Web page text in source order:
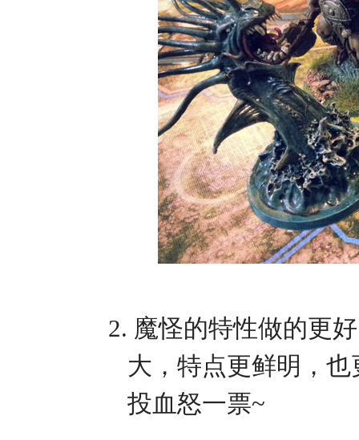
2. 魔怪的特性做的更
大，特点更鲜明，
投血怒一票~